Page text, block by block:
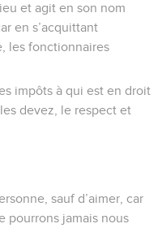
et agit en son nom
en s’acquittant
les fonctionnaires
impôts à qui est en droit
devez, le respect et
sauf d’aimer, car
pourrons jamais nous